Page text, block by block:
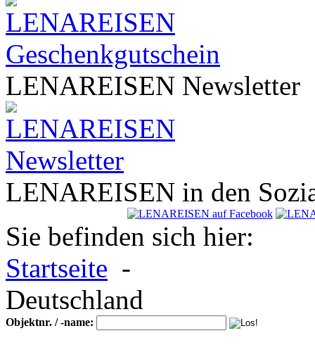
LENAREISEN Newsletter
LENAREISEN in den
Sie befinden sich hier:
Startseite -
Deutschland
Objektnr. / -name: